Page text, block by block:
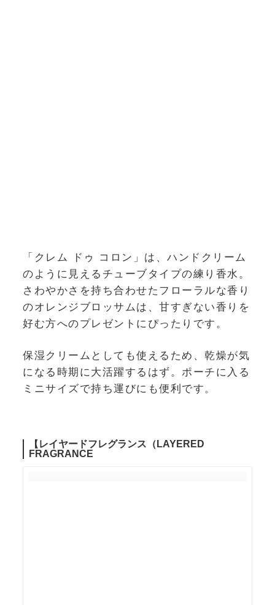
「クレム ドゥ コロン」は、ハンドクリーム
のように見えるチューブタイプの練り香水。
さわやかさを持ち合わせたフローラルな香り
のオレンジブロッサムは、甘すぎない香りを
好む方へのプレゼントにぴったりです。
保湿クリームとしても使えるため、乾燥が気
になる時期に大活躍するはず。ポーチに入る
ミニサイズで持ち運びにも便利です。